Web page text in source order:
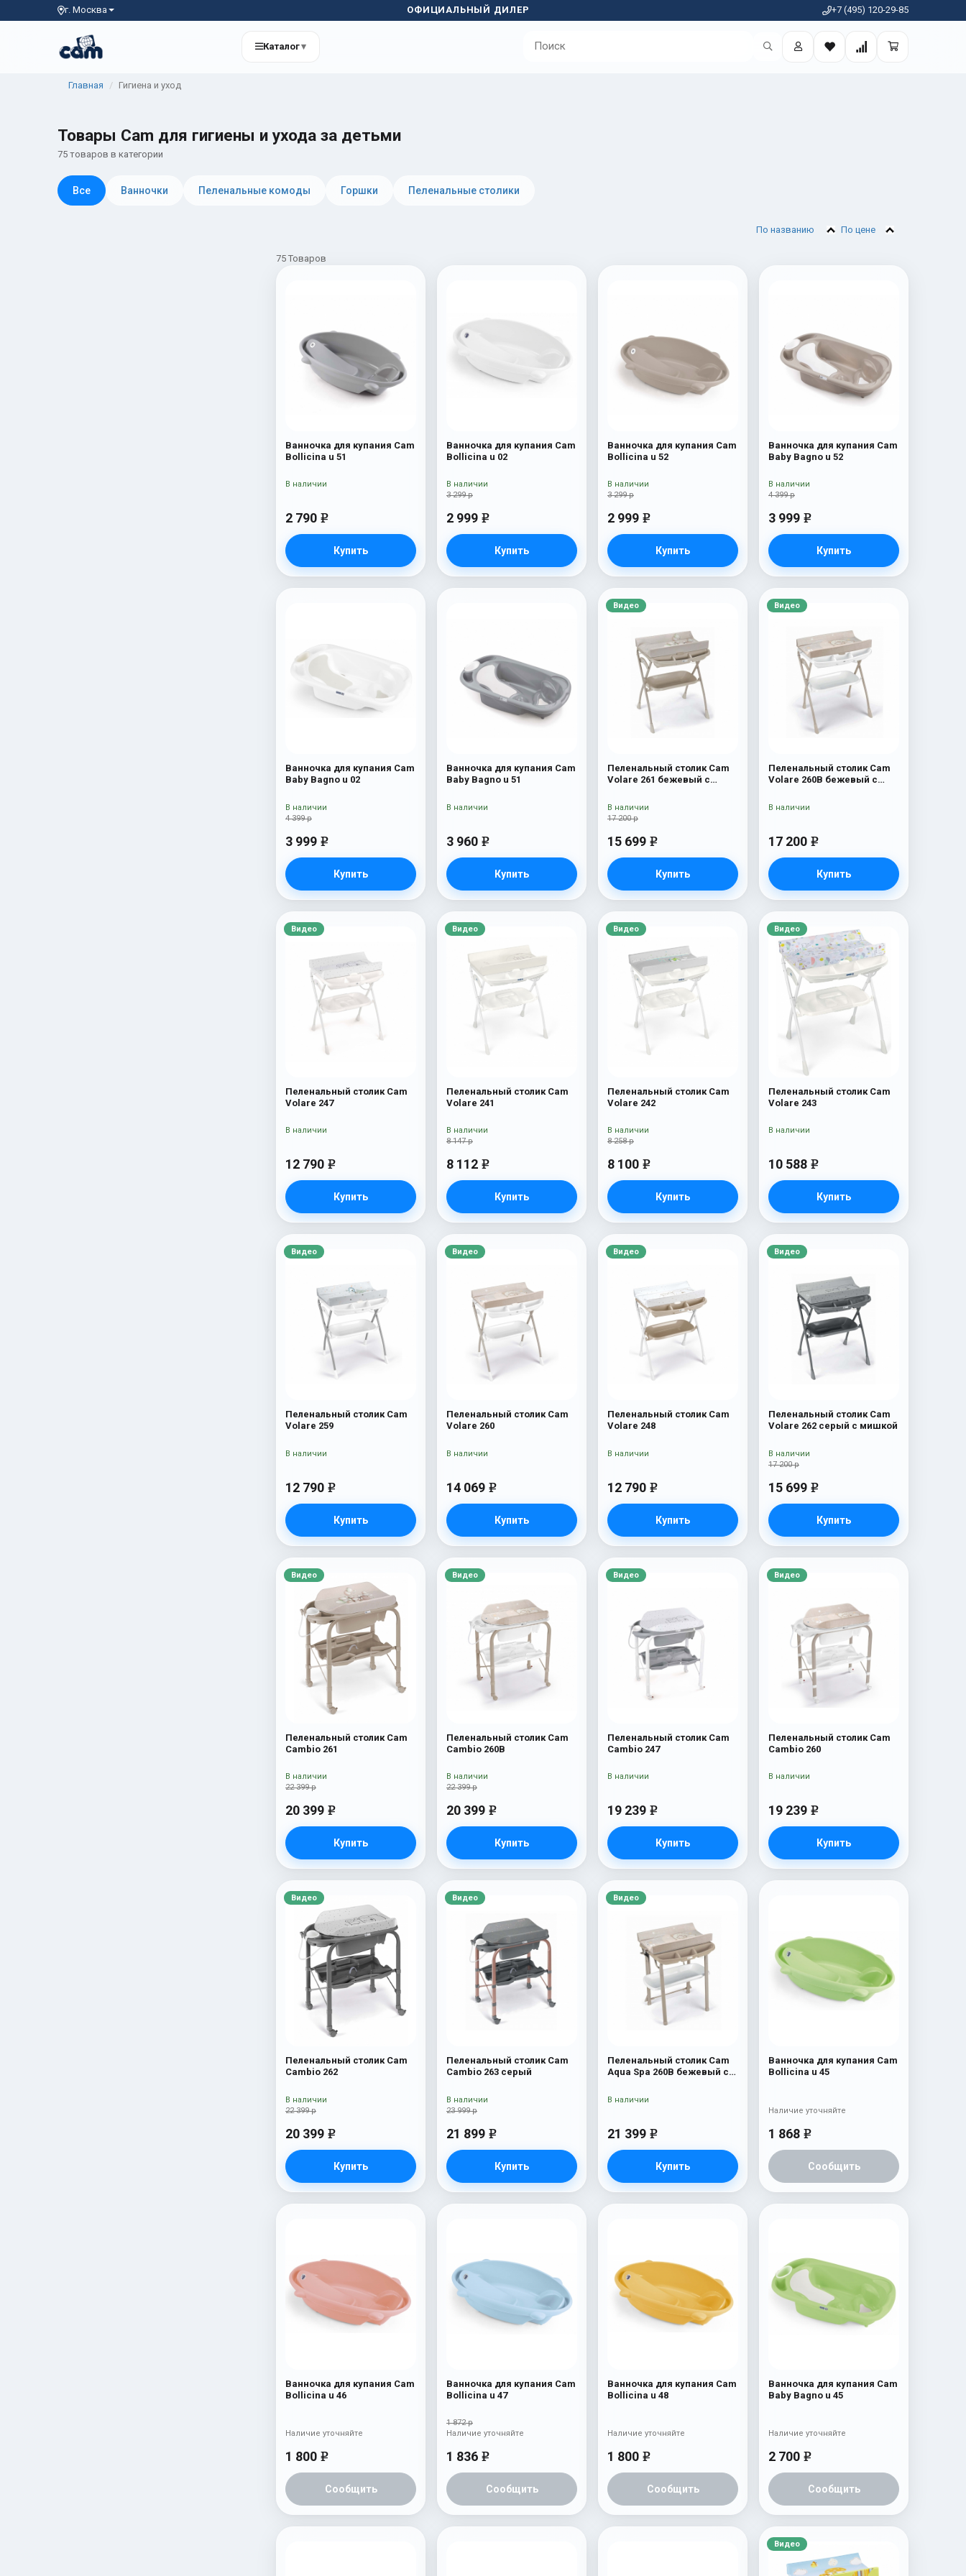
г. Москва ОФИЦИАЛЬНЫЙ ДИЛЕР +7 (495) 120-29-85
Каталог▾
Главная Гигиена и уход
Товары Cam для гигиены и ухода за детьми
75 товаров в категории
Все Ванночки Пеленальные комоды Горшки Пеленальные столики
По названию По цене
75 Товаров
Ванночка для купания Cam
Bollicina u 51
2 790 e
Купить
В наличии
Ванночка для купания Cam
Bollicina u 02
3 299 р
2 999 e
Купить
В наличии
Ванночка для купания Cam
Bollicina u 52
3 299 р
2 999 e
Купить
В наличии
Ванночка для купания Cam
Baby Bagno u 52
4 399 р
3 999 e
Купить
В наличии
Ванночка для купания Cam
Baby Bagno u 02
4 399 р
3 999 e
Купить
В наличии
Ванночка для купания Cam
Baby Bagno u 51
3 960 e
Купить
В наличии
Видео
Пеленальный столик Cam
Volare 261 бежевый с
17 200 р
15 699 e
Купить
В наличии
Видео
Пеленальный столик Cam
Volare 260B бежевый с
17 200 e
Купить
В наличии
Видео
Пеленальный столик Cam
Volare 247
12 790 e
Купить
В наличии
Видео
Пеленальный столик Cam
Volare 241
8 147 р
8 112 e
Купить
В наличии
Видео
Пеленальный столик Cam
Volare 242
8 258 р
8 100 e
Купить
В наличии
Видео
Пеленальный столик Cam
Volare 243
10 588 e
Купить
В наличии
Видео
Пеленальный столик Cam
Volare 259
12 790 e
Купить
В наличии
Видео
Пеленальный столик Cam
Volare 260
14 069 e
Купить
В наличии
Видео
Пеленальный столик Cam
Volare 248
12 790 e
Купить
В наличии
Видео
Пеленальный столик Cam
Volare 262 серый с мишкой
17 200 р
15 699 e
Купить
В наличии
Видео
Пеленальный столик Cam
Cambio 261
22 399 р
20 399 e
Купить
В наличии
Видео
Пеленальный столик Cam
Cambio 260B
22 399 р
20 399 e
Купить
В наличии
Видео
Пеленальный столик Cam
Cambio 247
19 239 e
Купить
В наличии
Видео
Пеленальный столик Cam
Cambio 260
19 239 e
Купить
В наличии
Видео
Пеленальный столик Cam
Cambio 262
22 399 р
20 399 e
Купить
В наличии
Видео
Пеленальный столик Cam
Cambio 263 серый
23 999 р
21 899 e
Купить
В наличии
Видео
Пеленальный столик Cam
Aqua Spa 260B бежевый с
21 399 e
Купить
В наличии
Ванночка для купания Cam
Bollicina u 45
1 868 e
Сообщить
Наличие уточняйте
Ванночка для купания Cam
Bollicina u 46
1 800 e
Сообщить
Наличие уточняйте
Ванночка для купания Cam
Bollicina u 47
1 872 р
1 836 e
Сообщить
Наличие уточняйте
Ванночка для купания Cam
Bollicina u 48
1 800 e
Сообщить
Наличие уточняйте
Ванночка для купания Cam
Baby Bagno u 45
2 700 e
Сообщить
Наличие уточняйте
Видео